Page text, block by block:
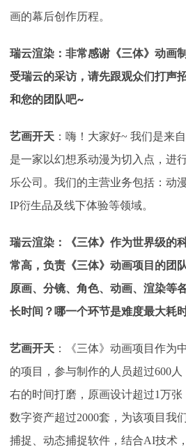
画的幕后创作历程。
瑞云渲染：非常感谢《三体》动画
受瑞云的采访，请先跟观众们打声
和您的团队吧~
艺画开天 ： 嗨！大家好~ 我们是来
是一家以幻想系动漫为切入点，进
乐公司。我们的主营业务包括：动
IP衍生品及线下体验等领域。
瑞云渲染：《三体》作为世界级的
常高，负责《三体》动画项目的团
原画、分镜、角色、动画、渲染等
长时间？哪一个环节是难度最大耗
艺画开天 ：
《三体》动画项目作为
的项目，参与制作的人员超过600
右的时间打磨，原画设计超过1万
数字资产超过2000套，为该项目我
捕捉、动态捕捉软件，结合AI技术